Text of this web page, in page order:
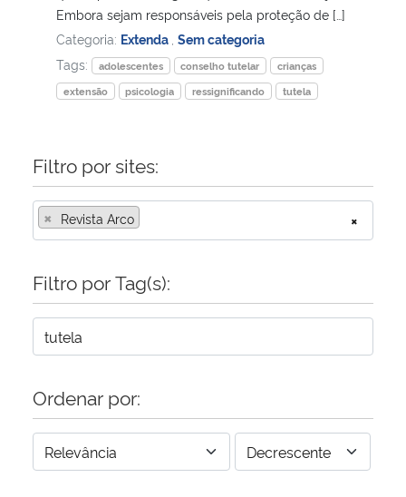
Ministério de Minas e Energia
Ministério da Ciência, Tecnologia, Inovações e Comunicações
Ministério do Meio Ambiente
Controladoria-Geral da União
Ministério da Mulher, da Família e dos Direitos Humanos
Secretaria-Geral
Gabinete de Segurança Institucional
Embora sejam responsáveis pela proteção de […]
Categoria: Extenda Sem categoria
Tags:
adolescentes conselho tutelar
crianças
extensão
psicologia ressignificando tutela
Filtro por sites:
×
× Revista Arco
Filtro por Tag(s):
Ordenar por: